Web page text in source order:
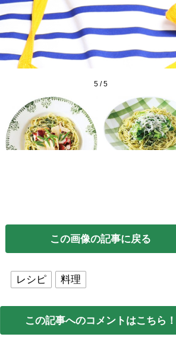
5/5
この画像の記事に戻る
レシピ 料理
この記事へのコメントはこちら！